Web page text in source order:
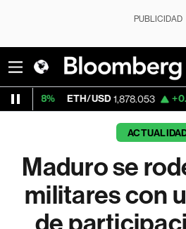
PUBLICIDAD
ETH/USD 1,878.053 +0.14% Visa
Maduro se
militares con